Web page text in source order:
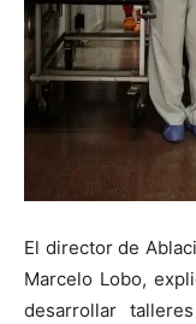
El director de
Marcelo Lobo,
desarrollar